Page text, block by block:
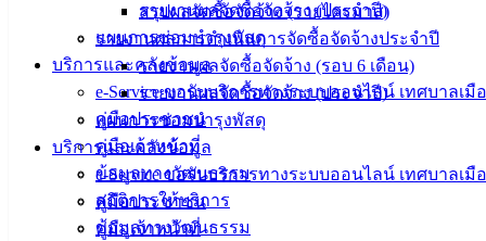
รายงานผลจัดซื้อจัดจ้าง (ประจำปี)
แผนการซ่อมบำรุงพัสดุ
บริการและคลังข้อมูล
e-Service ขอรับบริการทางระบบออนไลน์ เทศบาลเมื
คู่มือประชาชน
คู่มือเจ้าหน้าที่
ข้อมูลทางวัฒนธรรม
สถิติการให้บริการ
ข้อมูลทางวัฒนธรรม
สรุปผลจัดซื้อจัดจ้าง (รายไตรมาส)
รายงานผลการดำเนินการจัดซื้อจัดจ้างประจำปี
รายงานผลจัดซื้อจัดจ้าง (รอบ 6 เดือน)
รายงานผลจัดซื้อจัดจ้าง (ประจำปี)
แผนการซ่อมบำรุงพัสดุ
บริการและคลังข้อมูล
e-Service ขอรับบริการทางระบบออนไลน์ เทศบาลเมื
คู่มือประชาชน
คู่มือเจ้าหน้าที่
ม.3 ต.เสม็ด
อ.เมือง จ.ชลบุรี
ติดต่อ :038-
142-100-104
บริการ